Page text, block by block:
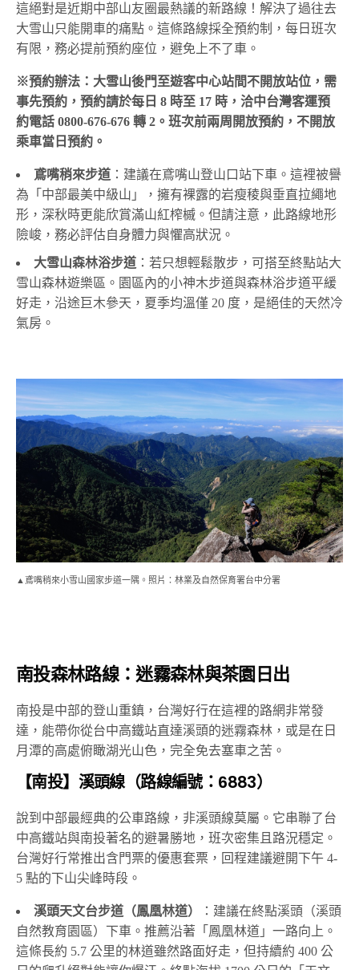
這絕對是近期中部山友圈最熱議的新路線！解決了過往去
大雪山只能開車的痛點。這條路線採全預約制，每日班次
有限，務必提前預約座位，避免上不了車。
※預約辦法：大雪山後門至遊客中心站間不開放站位，需
事先預約，預約請於每日 8 時至 17 時，洽中台灣客運預
約電話 0800-676-676 轉 2。班次前兩周開放預約，不開放
乘車當日預約。
鳶嘴稍來步道 ：建議在鳶嘴山登山口站下車。這裡被譽
為「中部最美中級山」，擁有裸露的岩瘦稜與垂直拉繩地
形，深秋時更能欣賞滿山紅榨槭。但請注意，此路線地形
險峻，務必評估自身體力與懼高狀況。
大雪山森林浴步道 ：若只想輕鬆散步，可搭至終點站大
雪山森林遊樂區。園區內的小神木步道與森林浴步道平緩
好走，沿途巨木參天，夏季均溫僅 20 度，是絕佳的天然冷
氣房。
▲鳶嘴稍來小雪山國家步道一隅。照片：林業及自然保育署台中分署
南投森林路線：迷霧森林與茶園日出
南投是中部的登山重鎮，台灣好行在這裡的路網非常發
達，能帶你從台中高鐵站直達溪頭的迷霧森林，或是在日
【南投】溪頭線（路線編號：6883）
說到中部最經典的公車路線，非溪頭線莫屬。它串聯了台